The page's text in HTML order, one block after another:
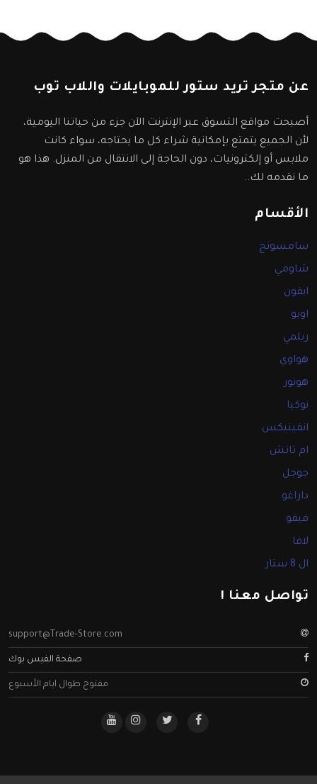
عن متجر تريد ستور للموبايلات واللاب توب
أصبحت مواقع التسوق عبر الإنترنت الآن جزء من حياتنا اليومية،
لأن الجميع يتمتع بإمكانية شراء كل ما يحتاجه، سواء كانت
ملابس أو إلكترونيات، دون الحاجة إلى الانتقال من المنزل. هذا هو
ما نقدمه لك..
الأقسام
سامسونج
شاومي
ايفون
اوبو
ريلمي
هواوي
هونور
نوكيا
انفينيكس
ام تاتش
جوجل
داراغو
فيفو
لافا
ال 8 ستار
تواصل معنا !
support@Trade-Store.com
صفحة الفيس بوك
مفتوح طوال ايام الأسبوع